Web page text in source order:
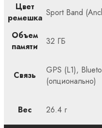
Цвет
ремешка Sport Band
Объем
памяти
32 ГБ
Связь
GPS (L1),
(опционально)
Вес 26.4 г